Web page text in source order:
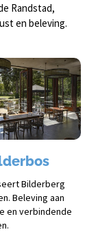
Randstad,
en beleving.
Bilderberg
Beleving aan
en verbindende